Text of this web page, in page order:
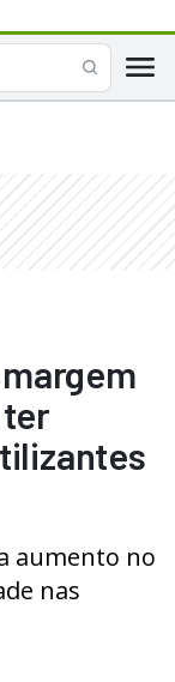
aumento no
nas